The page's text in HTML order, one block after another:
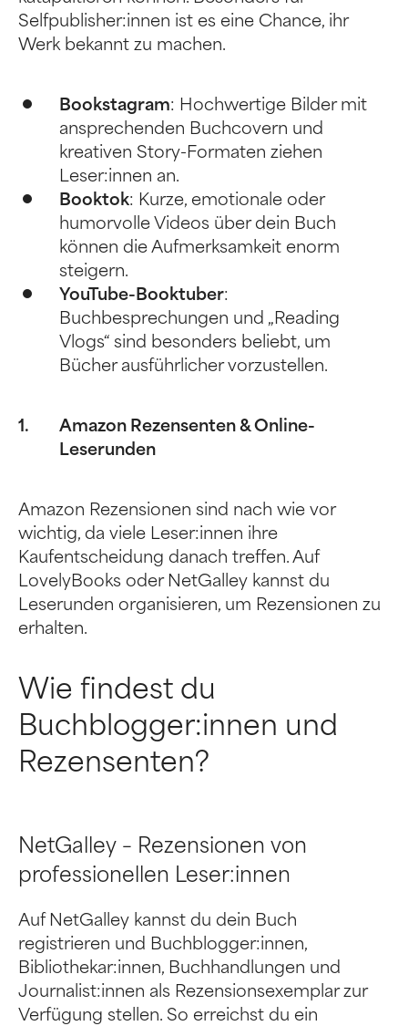
Selfpublisher:innen ist es eine Chance, ihr
Werk bekannt zu machen.
Bookstagram: Hochwertige Bilder mit
ansprechenden Buchcovern und
kreativen Story-Formaten ziehen
Leser:innen an.
Booktok: Kurze, emotionale oder
humorvolle Videos über dein Buch
können die Aufmerksamkeit enorm
steigern.
YouTube-Booktuber:
Buchbesprechungen und „Reading
Vlogs“ sind besonders beliebt, um
Bücher ausführlicher vorzustellen.
Amazon Rezensenten & Online-
Leserunden
Amazon Rezensionen sind nach wie vor
wichtig, da viele Leser:innen ihre
Kaufentscheidung danach treffen. Auf
LovelyBooks oder NetGalley kannst du
Leserunden organisieren, um Rezensionen zu
erhalten.
Wie findest du
Buchblogger:innen und
Rezensenten?
NetGalley – Rezensionen von
professionellen Leser:innen
Auf NetGalley kannst du dein Buch
registrieren und Buchblogger:innen,
Bibliothekar:innen, Buchhandlungen und
Journalist:innen als Rezensionsexemplar zur
Verfügung stellen. So erreichst du ein